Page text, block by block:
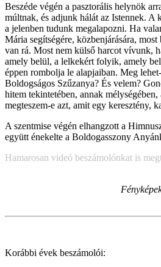
Beszéde végén a pasztorális helynök
múltnak, és adjunk hálát az Istennek. A
a jelenben tudunk megalapozni. Ha
Mária segítségére, közbenjárására,
van rá. Most nem külső harcot vívunk,
amely belül, a lelkekért folyik, amely
éppen rombolja le alapjaiban. Meg
Boldogságos Szűzanya? És velem?
hitem tekintetében, annak
megteszem-e azt, amit egy keresztény,
A szentmise végén elhangzott a
együtt énekelte a Boldogasszony
Hamarosan videó beszámolónkat is
Korábbi évek beszámolói: